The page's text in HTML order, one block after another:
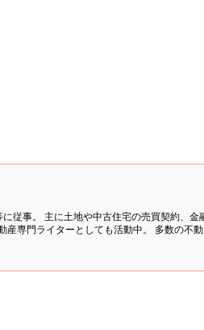
従事。 主に土地や中古住宅の売買契約、金
専門ライターとしても活動中。 多数の不動